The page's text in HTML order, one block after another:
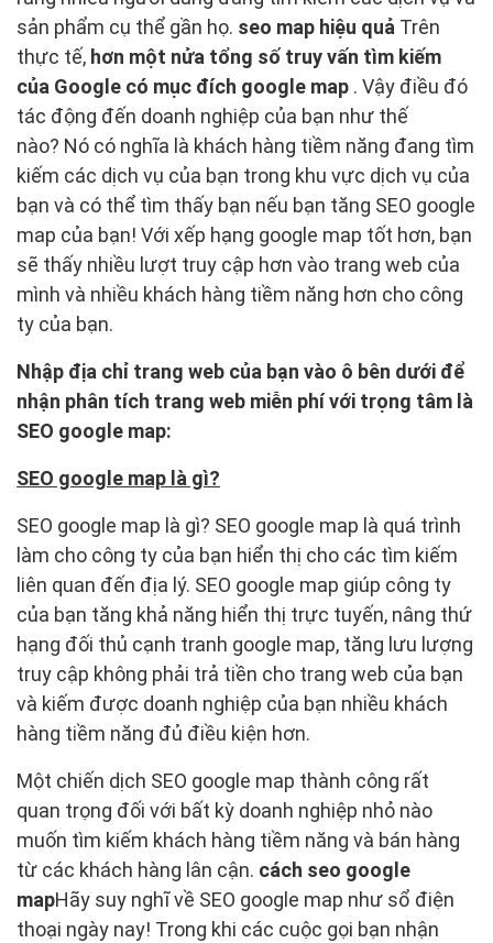
sản phẩm cụ thể gần họ. seo map hiệu quả Trên
thực tế, hơn một nửa tổng số truy vấn tìm kiếm
của Google có mục đích google map . Vậy điều đó
tác động đến doanh nghiệp của bạn như thế
nào? Nó có nghĩa là khách hàng tiềm năng đang tìm
kiếm các dịch vụ của bạn trong khu vực dịch vụ của
bạn và có thể tìm thấy bạn nếu bạn tăng SEO google
map của bạn! Với xếp hạng google map tốt hơn, bạn
sẽ thấy nhiều lượt truy cập hơn vào trang web của
mình và nhiều khách hàng tiềm năng hơn cho công
ty của bạn.
Nhập địa chỉ trang web của bạn vào ô bên dưới để
nhận phân tích trang web miễn phí với trọng tâm là
SEO google map:
SEO google map là gì?
SEO google map là gì? SEO google map là quá trình
làm cho công ty của bạn hiển thị cho các tìm kiếm
liên quan đến địa lý. SEO google map giúp công ty
của bạn tăng khả năng hiển thị trực tuyến, nâng thứ
hạng đối thủ cạnh tranh google map, tăng lưu lượng
truy cập không phải trả tiền cho trang web của bạn
và kiếm được doanh nghiệp của bạn nhiều khách
hàng tiềm năng đủ điều kiện hơn.
Một chiến dịch SEO google map thành công rất
quan trọng đối với bất kỳ doanh nghiệp nhỏ nào
muốn tìm kiếm khách hàng tiềm năng và bán hàng
từ các khách hàng lân cận. cách seo google
mapHãy suy nghĩ về SEO google map như sổ điện
thoại ngày nay! Trong khi các cuộc gọi bạn nhận